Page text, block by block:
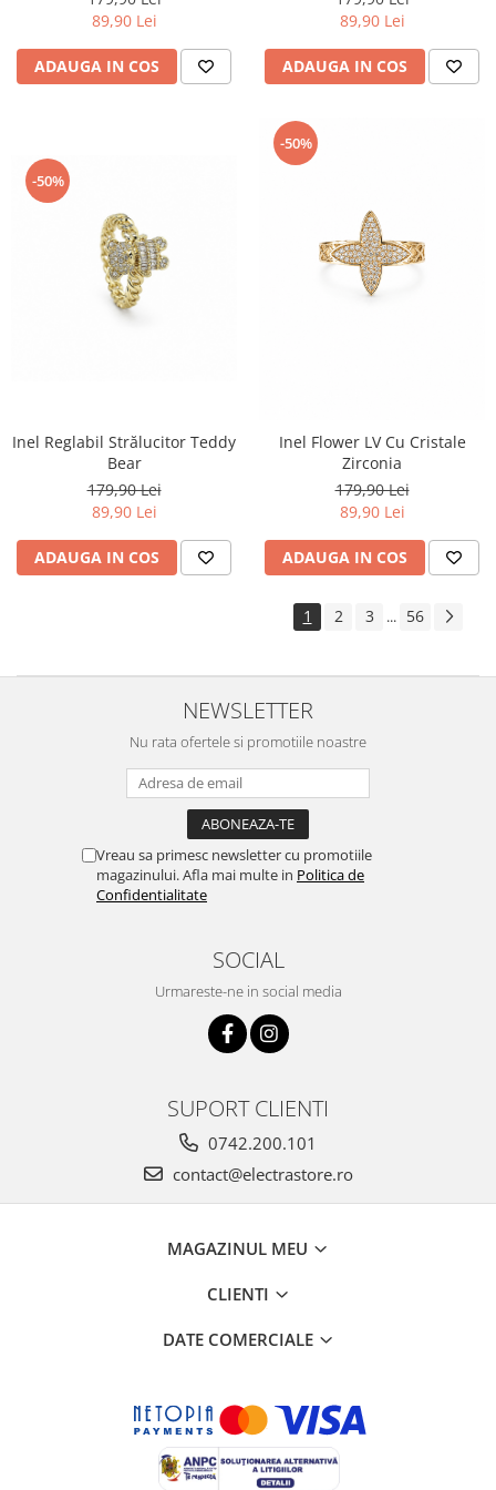
89,90 Lei
ADAUGA IN COS
89,90 Lei
ADAUGA IN COS
-50%
Inel Reglabil Strălucitor Teddy
Bear
179,90 Lei
89,90 Lei
ADAUGA IN COS
-50%
Inel Flower LV Cu Cristale
Zirconia
179,90 Lei
89,90 Lei
ADAUGA IN COS
1 2 3 ... 56
NEWSLETTER
Nu rata ofertele si promotiile noastre
Vreau sa primesc newsletter cu promotiile
magazinului. Afla mai multe in Politica de
Confidentialitate
SOCIAL
Urmareste-ne in social media
SUPORT CLIENTI
0742.200.101
contact@electrastore.ro
MAGAZINUL MEU
CLIENTI
DATE COMERCIALE